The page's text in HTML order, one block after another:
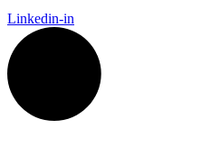
Linkedin-in